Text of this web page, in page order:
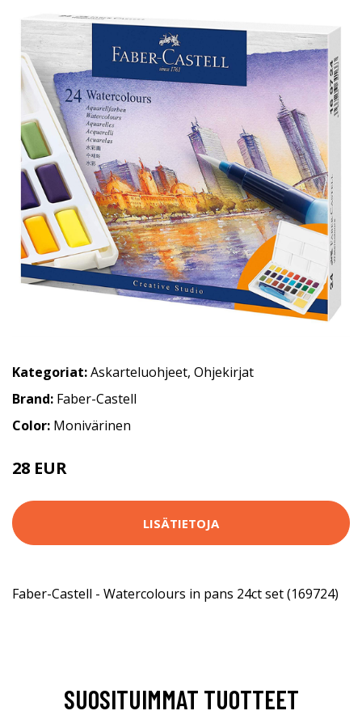
Kategoriat:Askarteluohjeet, Ohjekirjat
Brand: Faber-Castell
Color: Monivärinen
28 EUR
LISÄTIETOJA
Faber-Castell - Watercolours in pans 24ct set (169724)
SUOSITUIMMAT TUOTTEET